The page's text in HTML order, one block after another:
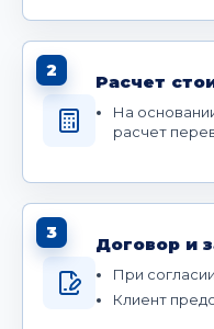
2
Расчет
На
расчет
3
Договор и
При
Клиент